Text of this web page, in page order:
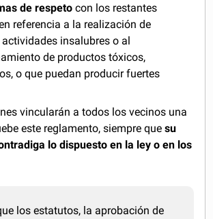
de respeto con los restantes
referencia a la realización de
insalubres o al
de productos tóxicos,
o que puedan producir fuertes
vincularán a todos los vecinos una
este reglamento, siempre quesu
lo dispuesto en la ley o en los
los estatutos, la aprobación de